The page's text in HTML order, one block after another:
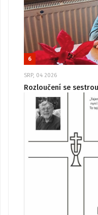
6
SRP, 04 2026
Rozloučení se